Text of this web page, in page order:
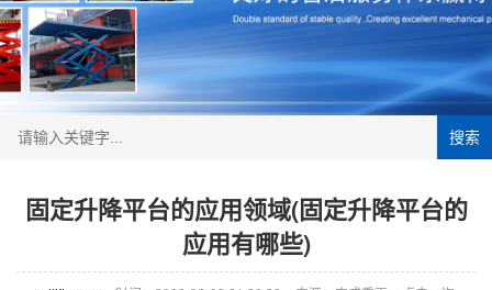
搜索
固定升降平台的应用领域(固定升降平台的
应用有哪些)